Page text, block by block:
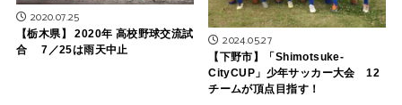
2020.07.25
【栃木県】 2020年 高校野球交流試
合 7／25は雨天中止
2024.05.27
【下野市】「Shimotsuke-
CityCUP」少年サッカー大会 12
チームが頂点目指す！